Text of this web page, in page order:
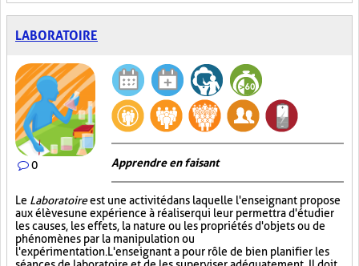
LABORATOIRE
0 Apprendre en faisant
Le Laboratoireest une activité dans laquelle l'enseignant propose
aux élèves une expérience à réaliser qui leur permettra d'étudier
les causes, les effets, la nature ou les propriétés d'objets ou de
phénomènes par la manipulation ou
l'expérimentation. L'enseignant a pour rôle de bien planifier les